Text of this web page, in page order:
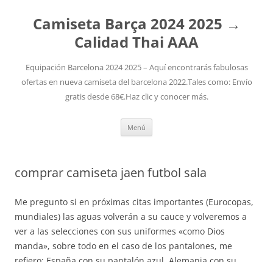
Camiseta Barça 2024 2025 →
Calidad Thai AAA
Equipación Barcelona 2024 2025 – Aquí encontrarás fabulosas
ofertas en nueva camiseta del barcelona 2022.Tales como: Envío
gratis desde 68€.Haz clic y conocer más.
Menú
comprar camiseta jaen futbol sala
Me pregunto si en próximas citas importantes (Eurocopas,
mundiales) las aguas volverán a su cauce y volveremos a
ver a las selecciones con sus uniformes «como Dios
manda», sobre todo en el caso de los pantalones, me